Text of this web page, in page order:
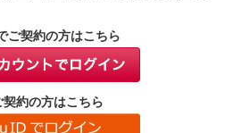
ご契約の方はこちら
約の方はこちら